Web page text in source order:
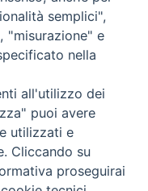
com
Privacy Policy
semplici",
"misurazione" e
nella
all'utilizzo dei
puoi avere
utilizzati e
Cliccando su
proseguirai